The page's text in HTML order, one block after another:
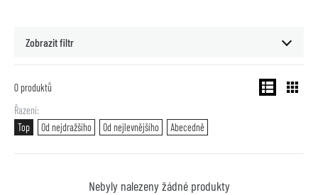
Zobrazit filtr
0 produktů
Řazení
Top
Od nejdražšího Od nejlevnějšího Abecedně
Nebyly nalezeny žádné produkty